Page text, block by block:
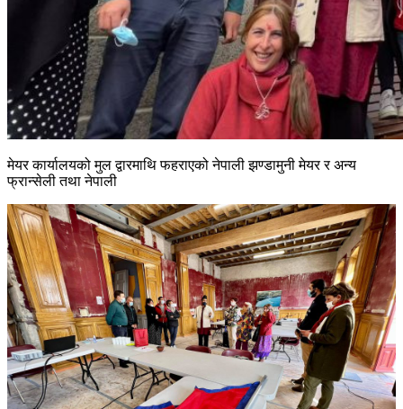
मेयर कार्यालयको मुल द्वारमाथि फहराएको नेपाली झण्डामुनी मेयर र अन्य
फ्रान्सेली तथा नेपाली